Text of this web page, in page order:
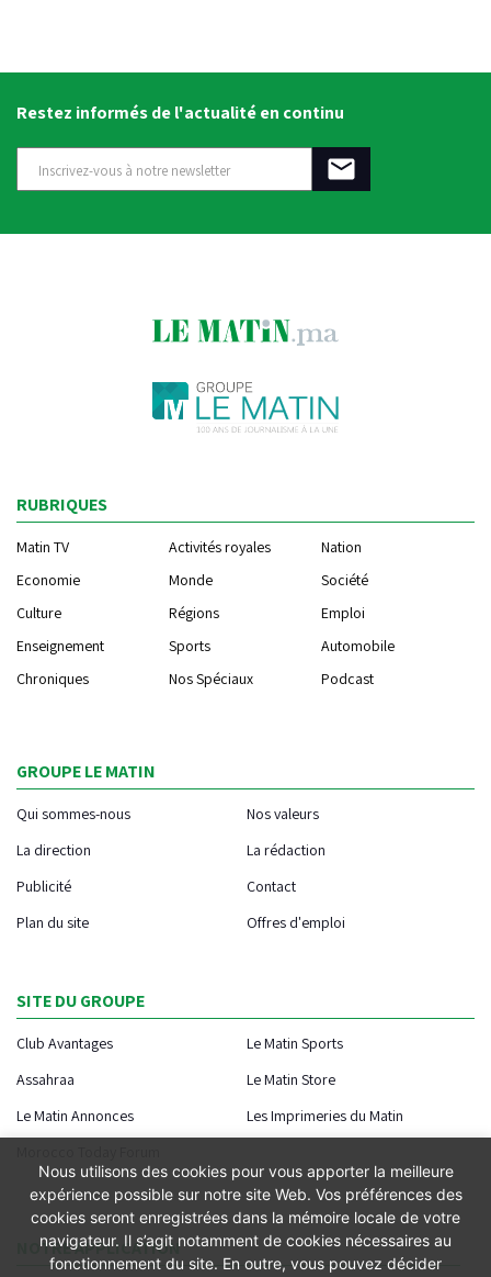
Restez informés de l'actualité en continu
RUBRIQUES
Matin TV Activités royales
Nation
Economie
Monde
Société
Culture
Régions
Emploi
Enseignement
Sports
Automobile
Chroniques
Nos Spéciaux Podcast
GROUPE LE MATIN
Qui sommes-nous
Nos valeurs
La direction
La rédaction
Publicité
Contact
Plan du site
Offres d'emploi
SITE DU GROUPE
Club Avantages
Le Matin Sports
Assahraa
Le Matin Store
Le Matin Annonces
Les Imprimeries du Matin
NOTRE APPLICATION
Nous utilisons des cookies pour vous apporter la meilleure
expérience possible sur notre site Web. Vos préférences des
cookies seront enregistrées dans la mémoire locale de votre
navigateur. Il s’agit notamment de cookies nécessaires au
fonctionnement du site. En outre, vous pouvez décider